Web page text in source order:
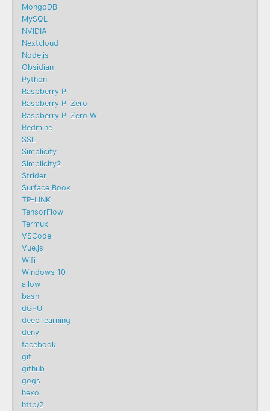
MongoDB
MySQL
NVIDIA
Nextcloud
Node.js
Obsidian
Python
Raspberry Pi
Raspberry Pi Zero
Raspberry Pi Zero W
Redmine
SSL
Simplicity
Simplicity2
Strider
Surface Book
TP-LINK
TensorFlow
Termux
VSCode
Vue.js
Wifi
Windows 10
allow
bash
dGPU
deep learning
deny
facebook
git
github
gogs
hexo
http/2